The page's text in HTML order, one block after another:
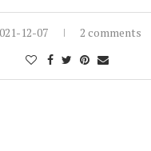
12-07 2 comments